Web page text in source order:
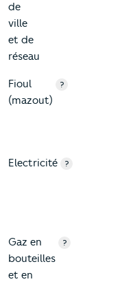
de
ville
et de
réseau
Fioul
(mazout)
?
Electricité ?
Gaz en
bouteilles
et en
?